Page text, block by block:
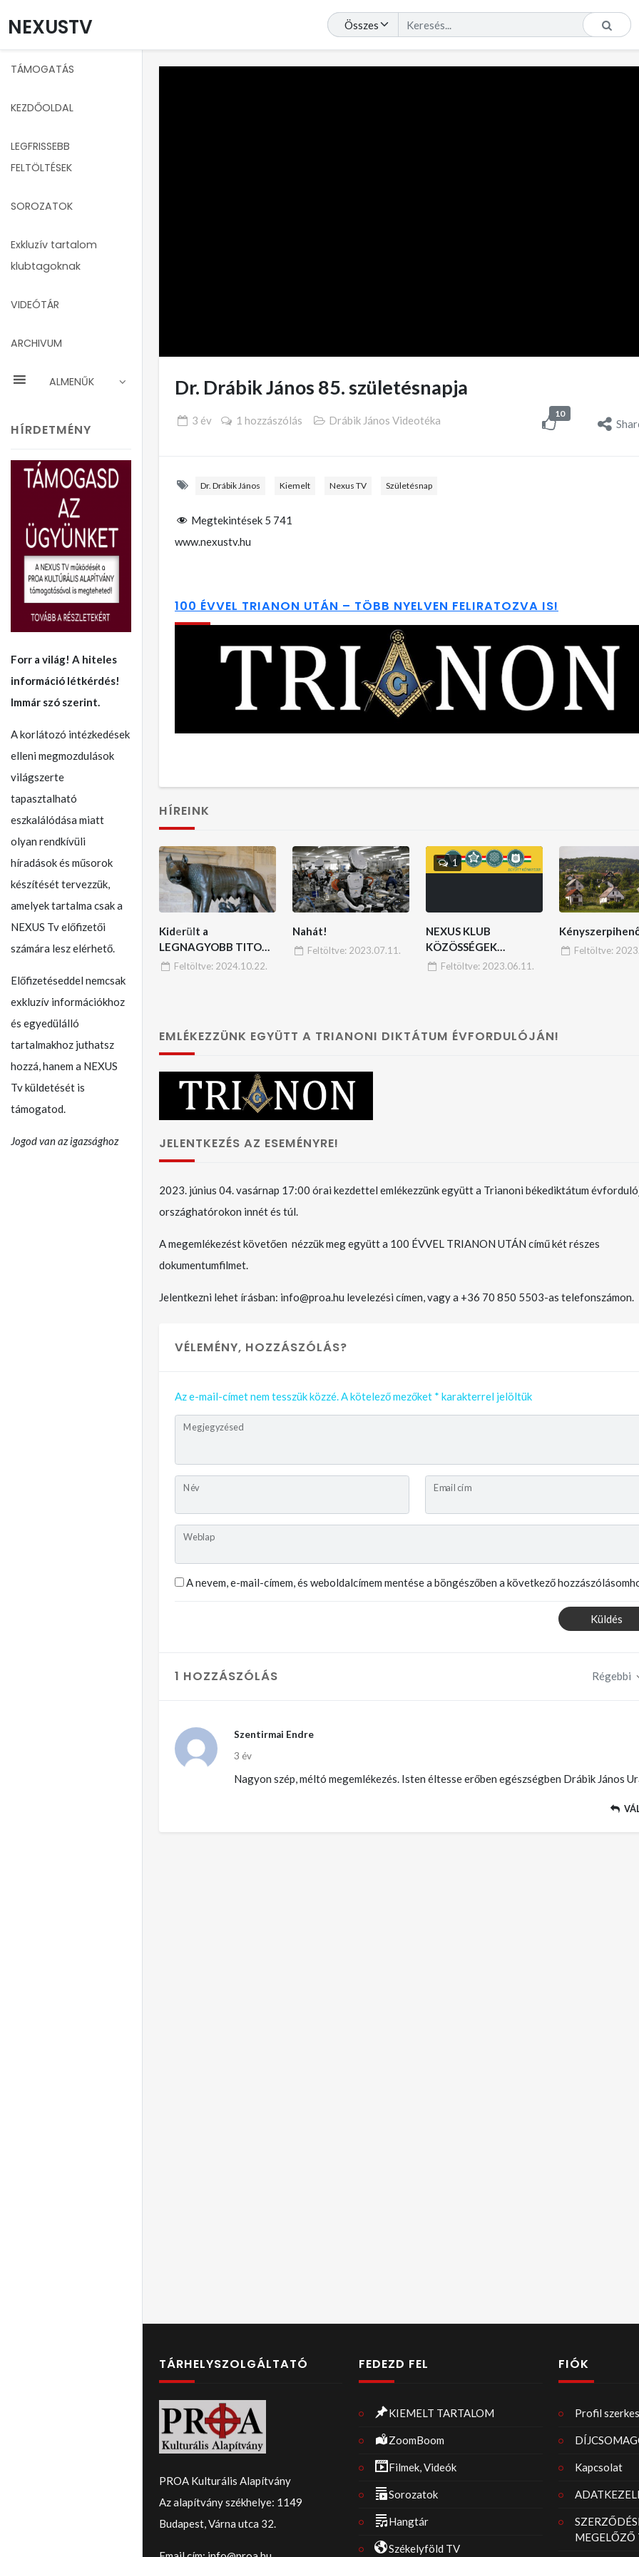
NEXUSTV
TÁMOGATÁS
KEZDŐOLDAL
LEGFRISSEBB
FELTÖLTÉSEK
SOROZATOK
Exkluzív tartalom
klubtagoknak
VIDEÓTÁR
ARCHIVUM
ALMENŰK
HÍRDETMÉNY
Forr a világ! A hiteles
információ létkérdés!
Immár szó szerint.
A korlátozó intézkedések
elleni megmozdulások
világszerte
tapasztalható
eszkalálódása miatt
olyan rendkívüli
híradások és műsorok
készítését tervezzük,
amelyek tartalma csak a
NEXUS Tv előfizetői
számára lesz elérhető.
Előfizetéseddel nemcsak
exkluzív információkhoz
és egyedülálló
tartalmakhoz juthatsz
hozzá, hanem a NEXUS
Tv küldetését is
támogatod.
Jogod van az igazsághoz
Dr. Drábik János 85. születésnapja
3 év 1 hozzászólás Drábik János Videotéka
10
Dr. Drábik János Kiemelt Nexus TV Születésnap
Megtekintések 5 741
www.nexustv.hu
100 ÉVVEL TRIANON UTÁN – TÖBB NYELVEN FELIRATOZVA IS!
HÍREINK
Kiderült a
LEGNAGYOBB TITOK:
A trák-dákok képviselik
Feltöltve: 2024.10.22.
Nahát!
Feltöltve: 2023.07.11.
1
NEXUS KLUB
KÖZÖSSÉGEK
HÁLÓZATA
Feltöltve: 2023.06.11.
Feltöltve:
EMLÉKEZZÜNK EGYÜTT A TRIANONI DIKTÁTUM ÉVFORDULÓJÁN!
JELENTKEZÉS AZ ESEMÉNYRE!
2023. június 04. vasárnap 17:00 órai kezdettel emlékezzünk együtt a Trianoni békediktátum
országhatórokon innét és túl.
A megemlékezést követően nézzük meg együtt a 100 ÉVVEL TRIANON UTÁN című két részes
dokumentumfilmet.
Jelentkezni lehet írásban: info@proa.hu levelezési címen, vagy a +36 70 850 5503-as telefonszámon.
VÉLEMÉNY, HOZZÁSZÓLÁS?
Az e-mail-címet nem tesszük közzé.A kötelező mezőket * karakterrel jelöltük
Megjegyzésed
Név Email cím
Weblap
A nevem, e-mail-címem, és weboldalcímem mentése a böngészőben a következő
Küldés
1 HOZZÁSZÓLÁS Régebbi
Szentirmai Endre
3 év
Nagyon szép, méltó megemlékezés. Isten éltesse erőben egészségben Drábik János
TÁRHELYSZOLGÁLTATÓ
PROA Kulturális Alapítvány
Az alapítvány székhelye: 1149
Budapest, Várna utca 32.
FEDEZD FEL
KIEMELT TARTALOM
ZoomBoom
Filmek, Videók
Sorozatok
Hangtár
Székelyföld TV
FIÓK
Profil
Kapcsolat
MEGELŐZŐ